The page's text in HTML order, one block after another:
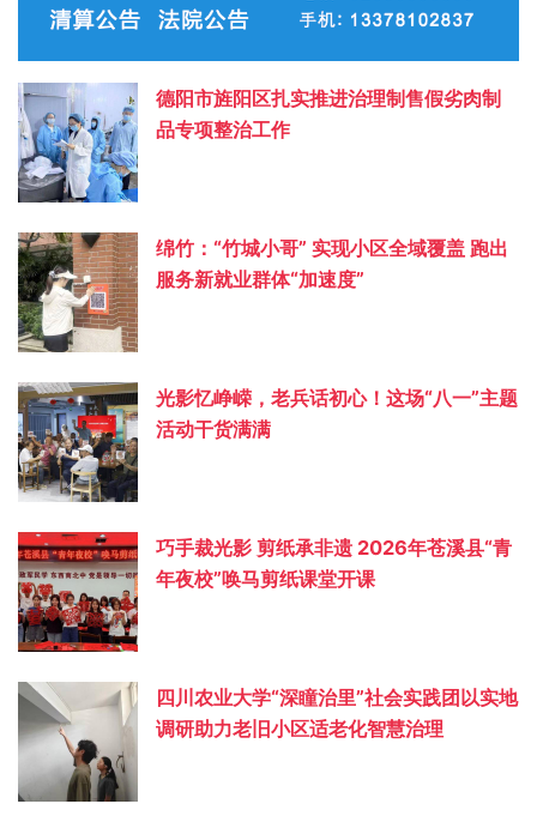
德阳市旌阳区扎实推进治理制售假劣肉制
品专项整治工作
绵竹：“竹城小哥” 实现小区全域覆盖 跑出
服务新就业群体“加速度”
光影忆峥嵘，老兵话初心！这场“八一”主题
活动干货满满
巧手裁光影 剪纸承非遗 2026年苍溪县“青
年夜校”唤马剪纸课堂开课
四川农业大学“深瞳治里”社会实践团以实地
调研助力老旧小区适老化智慧治理